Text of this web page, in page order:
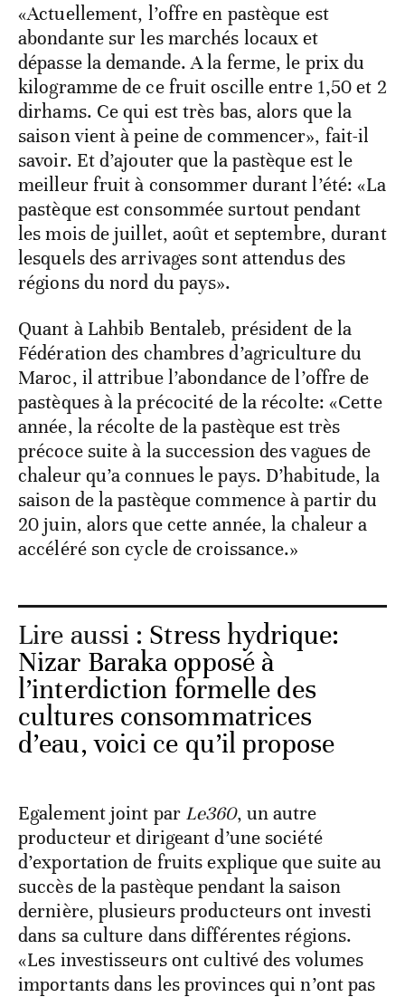
«Actuellement, l’offre en pastèque est
abondante sur les marchés locaux et
dépasse la demande. A la ferme, le prix du
kilogramme de ce fruit oscille entre 1,50 et 2
dirhams. Ce qui est très bas, alors que la
saison vient à peine de commencer», fait-il
savoir. Et d’ajouter que la pastèque est le
meilleur fruit à consommer durant l’été: «La
pastèque est consommée surtout pendant
les mois de juillet, août et septembre, durant
lesquels des arrivages sont attendus des
régions du nord du pays».
Quant à Lahbib Bentaleb, président de la
Fédération des chambres d’agriculture du
Maroc, il attribue l’abondance de l’offre de
pastèques à la précocité de la récolte: «Cette
année, la récolte de la pastèque est très
précoce suite à la succession des vagues de
chaleur qu’a connues le pays. D’habitude, la
saison de la pastèque commence à partir du
20 juin, alors que cette année, la chaleur a
accéléré son cycle de croissance.»
Lire aussi : Stress hydrique:
Nizar Baraka opposé à
l’interdiction formelle des
cultures consommatrices
d’eau, voici ce qu’il propose
Egalement joint par Le360, un autre
producteur et dirigeant d’une société
d’exportation de fruits explique que suite au
succès de la pastèque pendant la saison
dernière, plusieurs producteurs ont investi
dans sa culture dans différentes régions.
«Les investisseurs ont cultivé des volumes
importants dans les provinces qui n’ont pas